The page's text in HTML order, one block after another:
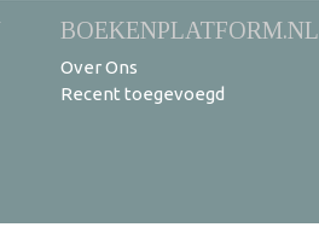
BOEKENPLATFORM.NL
Over Ons
Recent toegevoegd